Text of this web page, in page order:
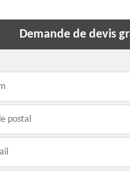
Demande de devis